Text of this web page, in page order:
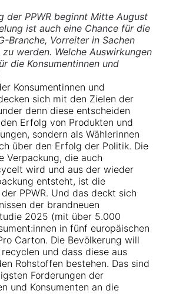
der PPWR beginnt Mitte August
ist auch eine Chance für die
Branche, Vorreiter in Sachen
werden. Welche Auswirkungen
die Konsumentinnen und
Konsumentinnen und
sich mit den Zielen der
denn diese entscheiden
Erfolg von Produkten und
sondern als Wählerinnen
über den Erfolg der Politik. Die
Verpackung, die auch
wird und aus der wieder
entsteht, ist die
PPWR. Und das deckt sich
der brandneuen
2025 (mit über 5.000
in fünf europäischen
Carton. Die Bevölkerung will
und dass diese aus
Rohstoffen bestehen. Das sind
Forderungen der
und Konsumenten an die